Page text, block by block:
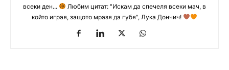
всеки ден...
Любим цитат: "Искам да спечеля всеки мач, в
който играя, защото мразя да губя", Лука Дончич!